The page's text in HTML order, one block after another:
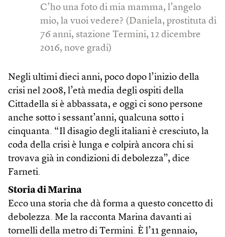
C’ho una foto di mia mamma, l’angelo
mio, la vuoi vedere? (Daniela, prostituta di
76 anni, stazione Termini, 12 dicembre
2016, nove gradi)
Negli ultimi dieci anni, poco dopo l’inizio della
crisi nel 2008, l’età media degli ospiti della
Cittadella si è abbassata, e oggi ci sono persone
anche sotto i sessant’anni, qualcuna sotto i
cinquanta. “Il disagio degli italiani è cresciuto, la
coda della crisi è lunga e colpirà ancora chi si
trovava già in condizioni di debolezza”, dice
Farneti.
Storia di Marina
Ecco una storia che dà forma a questo concetto di
debolezza. Me la racconta Marina davanti ai
tornelli della metro di Termini. È l’11 gennaio,